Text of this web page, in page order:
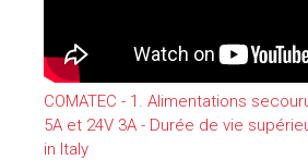
COMATEC - 1. Alimentations
5A et 24V 3A - Durée de vie
in Italy